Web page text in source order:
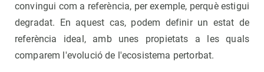
convingui com a referència, per exemple, perquè estigui
degradat. En aquest cas, podem definir un estat de
referència ideal, amb unes propietats a les quals
comparem l'evolució de l'ecosistema pertorbat.